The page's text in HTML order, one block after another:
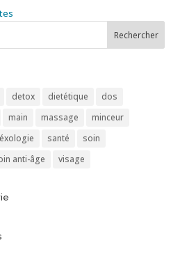
detox dietétique
dos
main massage
minceur
santé
soin
anti-âge visage